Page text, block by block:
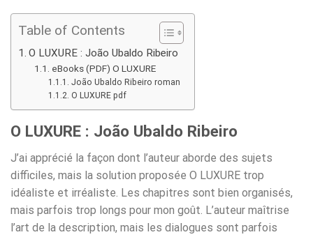
Table of Contents
O LUXURE : João Ubaldo Ribeiro
eBooks (PDF) O LUXURE
João Ubaldo Ribeiro roman
O LUXURE pdf
O LUXURE : João Ubaldo Ribeiro
J’ai apprécié la façon dont l’auteur aborde des sujets
difficiles, mais la solution proposée O LUXURE trop
idéaliste et irréaliste. Les chapitres sont bien organisés,
mais parfois trop longs pour mon goût. L’auteur maîtrise
l’art de la description, mais les dialogues sont parfois